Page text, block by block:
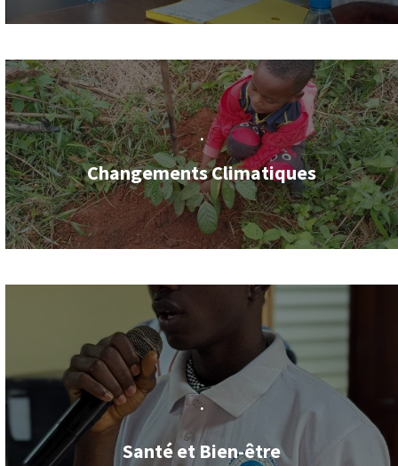
.
Changements Climatiques
.
Santé et Bien-être